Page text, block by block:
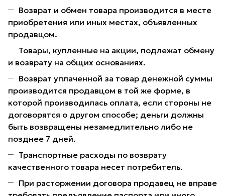
Возврат и обмен товара производится в месте
приобретения или иных местах, объявленных
продавцом.
Товары, купленные на акции, подлежат обмену
и возврату на общих основаниях.
Возврат уплаченной за товар денежной суммы
производится продавцом в той же форме, в
которой производилась оплата, если стороны не
договорятся о другом способе; деньги должны
быть возвращены незамедлительно либо не
позднее 7 дней.
Транспортные расходы по возврату
качественного товара несет потребитель.
При расторжении договора продавец не вправе